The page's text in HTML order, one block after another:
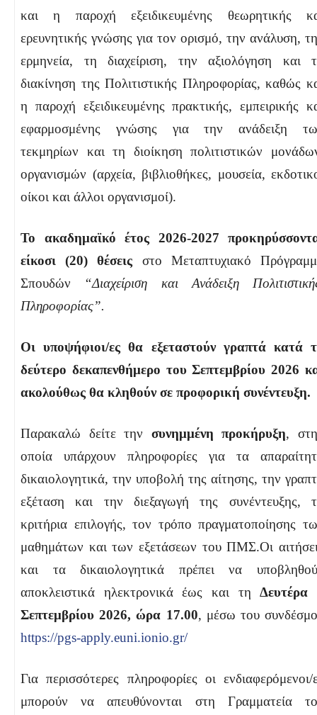
και η παροχή εξειδικευμένης θεωρητικής
ερευνητικής γνώσης για τον ορισμό, την ανάλυση,
ερμηνεία, τη διαχείριση, την αξιολόγηση και
διακίνηση της Πολιτιστικής Πληροφορίας, καθώς
η παροχή εξειδικευμένης πρακτικής, εμπειρικής
εφαρμοσμένης γνώσης για την ανάδειξη
τεκμηρίων και τη διοίκηση πολιτιστικών
οργανισμών (αρχεία, βιβλιοθήκες, μουσεία,
οίκοι και άλλοι οργανισμοί).
Το ακαδημαϊκό έτος 2026-2027
είκοσι (20) θέσεις στο Μεταπτυχιακό
Σπουδών “Διαχείριση και Ανάδειξη
Πληροφορίας”.
Οι υποψήφιοι/ες θα εξεταστούν γραπτά κατά
δεύτερο δεκαπενθήμερο τουΣεπτεμβρίου 2026
ακολούθως θα κληθούν σε προφορική συνέντευξη.
Παρακαλώ δείτε την συνημμένη προκήρυξη,
οποία υπάρχουν πληροφορίες για τα
δικαιολογητικά, την υποβολή της αίτησης, την
εξέταση και την διεξαγωγή της συνέντευξης,
κριτήρια επιλογής, τον τρόπο πραγματοποίησης
μαθημάτων και των εξετάσεων του ΠΜΣ.Οι
και τα δικαιολογητικά πρέπει να
αποκλειστικά ηλεκτρονικά έως και τηΔευτέρα
Σεπτεμβρίου 2026, ώρα 17.00, μέσω του
https://pgs-apply.euni.ionio.gr/
Για περισσότερες πληροφορίες οι ενδιαφερόμενοι/
μπορούν να απευθύνονται στη Γραμματεία